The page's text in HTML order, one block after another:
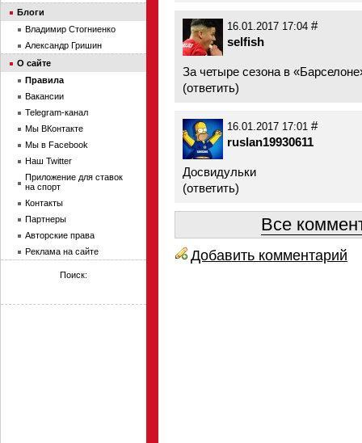
16.01.2017 17:04 #
selfish
За четыре сезона в
(ответить)
16.01.2017 17:01 #
ruslan19930611
Досвидульки
(ответить)
Все
Добавить комментарий
Блоги
Владимир Стогниенко
Александр Гришин
О сайте
Правила
Вакансии
Telegram-канал
Мы ВКонтакте
Мы в Facebook
Наш Twitter
Приложение для ставок
на спорт
Контакты
Партнеры
Авторские права
Реклама на сайте
Поиск: